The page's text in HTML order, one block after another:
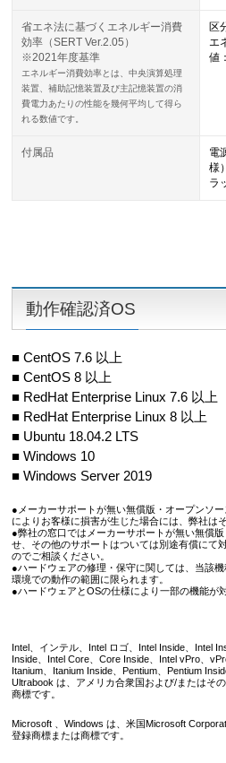
省エネ法に基づくエネルギー消費
効率（SERT Ver.2.05）
※2021年度基準
エネルギー消費効率とは、中央演算処理
装置、補助記憶装置及び主記憶装置の消
費電力あたりの性能を幾何平均して得ら
れる数値です。
区
エ
値
付属品
電
様）
ラ
動作確認済OS
■ CentOS 7.6 以上
■ CentOS 8 以上
■ RedHat Enterprise Linux 7.6 以上
■ RedHat Enterprise Linux 8 以上
■ Ubuntu 18.04.2 LTS
■ Windows 10
■ Windows Server 2019
●メーカーサポートが無い無償版・オープンソ
によりお客様に損害が生じた場合には、弊社は
●弊社の窓口ではメーカーサポートが無い無償
せ、その他のサポートはついては別途有償にて
のでご相談ください。
●ハードウェアの修理・保守に関しては、当該
環境での動作の範囲に限られます。
●ハードウェアとOSの仕様により一部の機能が
Intel、インテル、Intel ロゴ、Intel Inside、Intel
Inside、Intel Core、Core Inside、Intel vPro、
Itanium、Itanium Inside、Pentium、Pentium
Ultrabook は、アメリカ合衆国および/またはそ
商標です。
Microsoft 、Windows は、米国Microsoft
登録商標または商標です。